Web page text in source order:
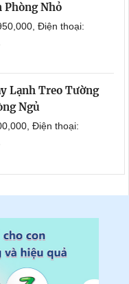
Phòng Nhỏ
Điện thoại:
Lạnh Treo Tường
Ngủ
Điện thoại: